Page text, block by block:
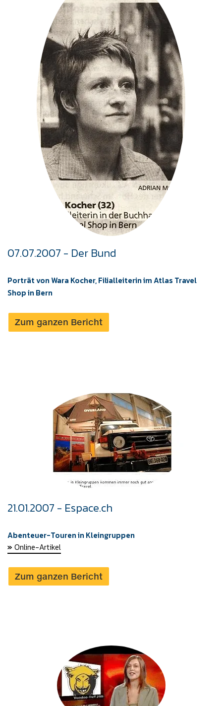
07.07.2007 - Der Bund
Porträt von Wara Kocher, Filialleiterin im Atlas Travel
Shop in Bern
Zum ganzen Bericht
21.01.2007 - Espace.ch
Abenteuer-Touren in Kleingruppen
» Online-Artikel
Zum ganzen Bericht